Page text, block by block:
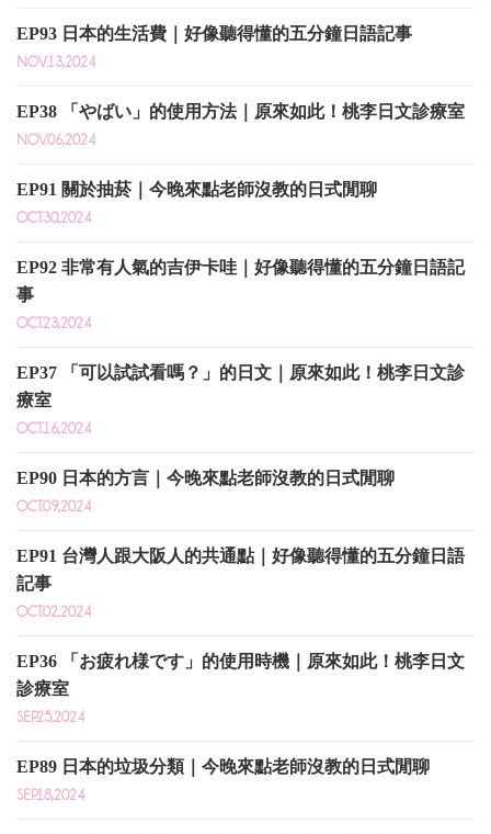
EP93 日本的生活費｜好像聽得懂的五分鐘日語記事
NOV.13,2024
EP38 「やばい」的使用方法｜原來如此！桃李日文診療室
NOV.06,2024
EP91 關於抽菸｜今晚來點老師沒教的日式閒聊
OCT.30,2024
EP92 非常有人氣的吉伊卡哇｜好像聽得懂的五分鐘日語記
事
OCT.23,2024
EP37 「可以試試看嗎？」的日文｜原來如此！桃李日文診
療室
OCT.16,2024
EP90 日本的方言｜今晚來點老師沒教的日式閒聊
OCT.09,2024
EP91 台灣人跟大阪人的共通點｜好像聽得懂的五分鐘日語
記事
OCT.02,2024
EP36 「お疲れ様です」的使用時機｜原來如此！桃李日文
診療室
SEP.25,2024
EP89 日本的垃圾分類｜今晚來點老師沒教的日式閒聊
SEP.18,2024